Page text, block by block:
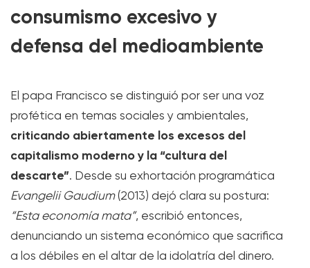
consumismo excesivo y
defensa del medioambiente
El papa Francisco se distinguió por ser una voz
profética en temas sociales y ambientales,
criticando abiertamente los excesos del
capitalismo moderno y la “cultura del
descarte”. Desde su exhortación programática
Evangelii Gaudium(2013) dejó clara su postura:
“Esta economía mata”, escribió entonces,
denunciando un sistema económico que sacrifica
a los débiles en el altar de la idolatría del dinero.